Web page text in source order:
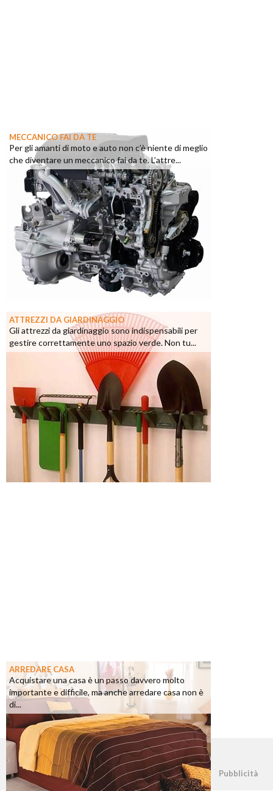
MECCANICO FAI DA TE
Per gli amanti di moto e auto non c’è niente di meglio
che diventare un meccanico fai da te. L’attre...
ATTREZZI DA GIARDINAGGIO
Gli attrezzi da giardinaggio sono indispensabili per
gestire correttamente uno spazio verde. Non tu...
ARREDARE CASA
Acquistare una casa è un passo davvero molto
importante e difficile, ma anche arredare casa non è
di...
©2026 - casapratica.net - p.iva 03338800984 Pubblicità